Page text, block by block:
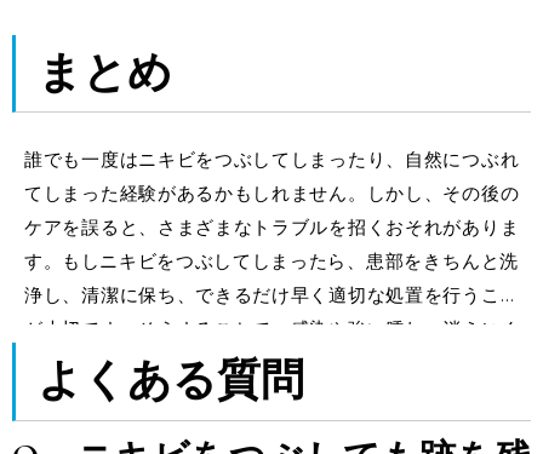
まとめ
誰でも一度はニキビをつぶしてしまったり、自然につぶれ
てしまった経験があるかもしれません。しかし、その後の
ケアを誤ると、さまざまなトラブルを招くおそれがありま
す。もしニキビをつぶしてしまったら 、患部をきちんと洗
浄し、清潔に保ち、できるだけ早く適切な処置を行うこと
が大切です。そうすることで、感染や強い腫れ、消えにく
いニキビ跡などのリスクを減らすことができます。
よくある質問